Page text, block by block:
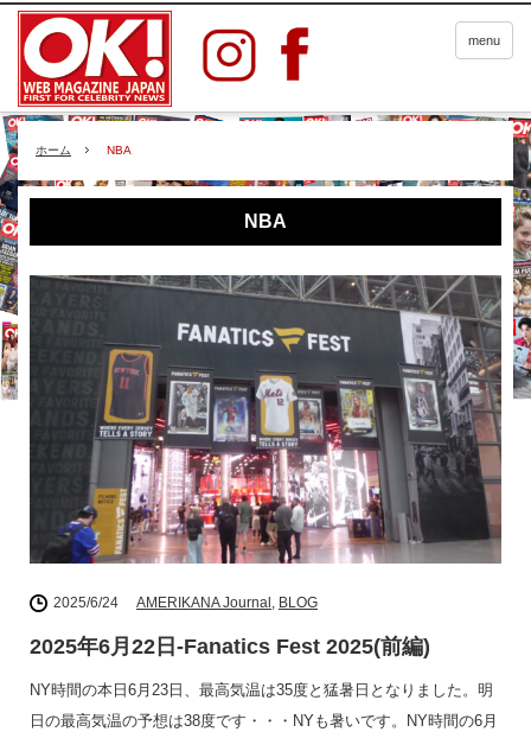
menu
ホーム NBA
NBA
2025/6/24 AMERIKANA Journal , BLOG
2025年6月22日-Fanatics Fest 2025(前編)
NY時間の本日6月23日、最高気温は35度と猛暑日となりました。明
日の最高気温の予想は38度です・・・NYも暑いです。NY時間の6月